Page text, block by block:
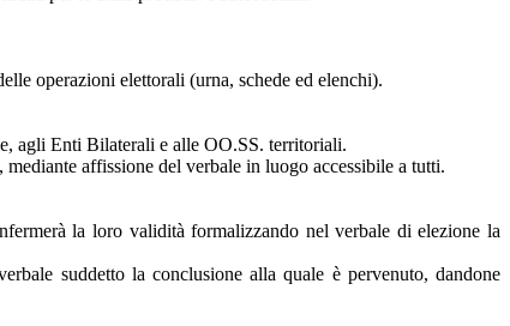
operazioni elettorali (urna, schede ed elenchi).
agli Enti Bilaterali e alle OO.SS. territoriali.
affissione del verbale in luogo accessibile a tutti.
la loro validità formalizzando nel verbale di elezione la
suddetto la conclusione alla quale è pervenuto, dandone